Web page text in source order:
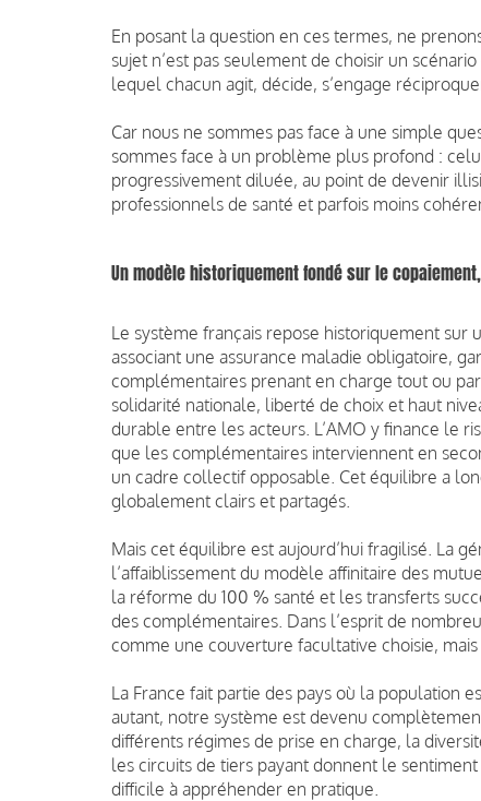
En posant la question en ces termes, ne
sujet n’est pas seulement de choisir un
lequel chacun agit, décide, s’engage
Car nous ne sommes pas face à une simple
sommes face à un problème plus profond :
progressivement diluée, au point de devenir
professionnels de santé et parfois moins
Un modèle historiquement fondé sur le
Le système français repose historiquement
associant une assurance maladie obligatoire,
complémentaires prenant en charge tout ou
solidarité nationale, liberté de choix et haut
durable entre les acteurs. L’AMO y finance le
que les complémentaires interviennent en
un cadre collectif opposable. Cet équilibre a
globalement clairs et partagés.
Mais cet équilibre est aujourd’hui fragilisé. La
l’affaiblissement du modèle affinitaire des
la réforme du 100 % santé et les transferts
des complémentaires. Dans l’esprit de
comme une couverture facultative choisie,
La France fait partie des pays où la population
autant, notre système est devenu
différents régimes de prise en charge, la
les circuits de tiers payant donnent le
difficile à appréhender en pratique.